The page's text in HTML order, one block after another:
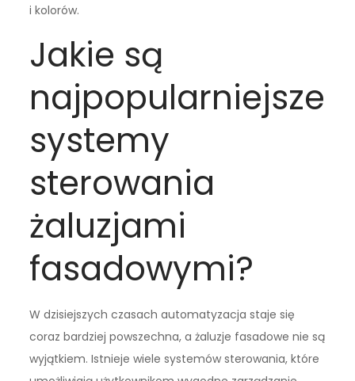
i kolorów.
Jakie są
najpopularniejsze
systemy
sterowania
żaluzjami
fasadowymi?
W dzisiejszych czasach automatyzacja staje się
coraz bardziej powszechna, a żaluzje fasadowe nie są
wyjątkiem. Istnieje wiele systemów sterowania, które